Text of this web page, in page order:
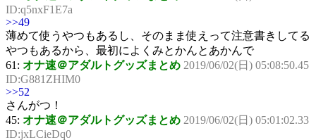
ID:q5nxF1E7a
>>49
薄めて使うやつもあるし、そのまま使えって注意書きしてる
やつもあるから、最初によくみとかんとあかんで
61: オナ速＠アダルトグッズまとめ 2019/06/02(日) 05:08:50.45
ID:G881ZHIM0
>>52
さんがつ！
45: オナ速＠アダルトグッズまとめ 2019/06/02(日) 05:01:02.33
ID:jxLCieDq0